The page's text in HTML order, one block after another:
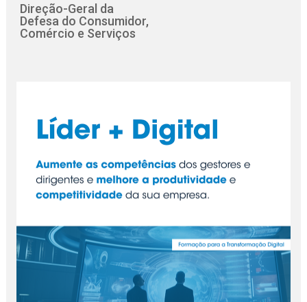
Direção-Geral da
Defesa do Consumidor,
Comércio e Serviços